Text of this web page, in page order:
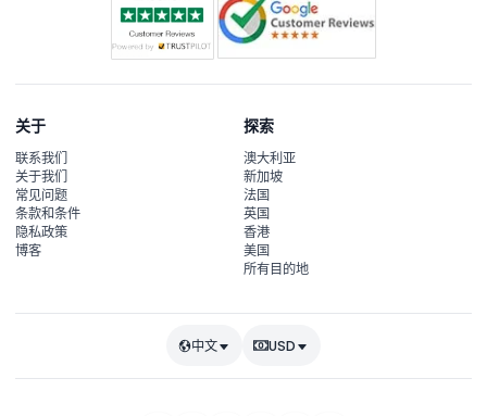
关于
联系我们
关于我们
常见问题
条款和条件
隐私政策
博客
探索
澳大利亚
新加坡
法国
英国
香港
美国
所有目的地
中文 USD